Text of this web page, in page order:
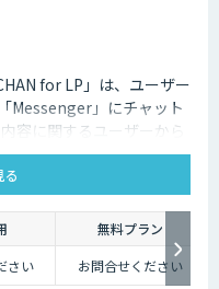
for LP」は、ユーザー
Messenger」にチャット
容に関するユーザーから
アルタイムに会話をさせ
いたします。
る
無料プラン
さい お問合せください